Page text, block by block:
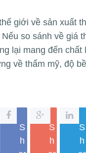
giới về sản xuất
so sánh về giá
lại mang đến chất
về thẩm mỹ, độ
S
h
S
h
S
h